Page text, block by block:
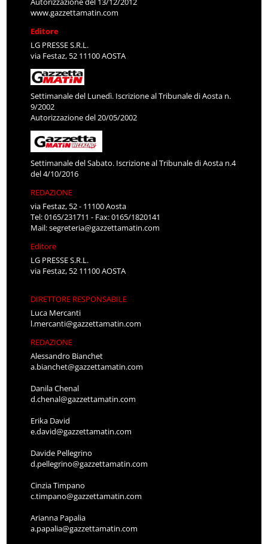
www.gazzettamatin.com
Editore
LG PRESSE S.R.L.
via Festaz, 52 11100 AOSTA
Settimanale del Lunedì. Iscrizione al Tribunale di Aosta n.
9/2002
Autorizzazione del 20/05/2002
Settimanale del Sabato. Iscrizione al Tribunale di Aosta n.4
del 4/10/2016
REDAZIONE
via Festaz, 52 - 11100 Aosta
Tel: 0165/231711 - Fax: 0165/1820141
Mail:segreteria@gazzettamatin.com
Editore
LG PRESSE S.R.L.
via Festaz, 52 11100 AOSTA
DIRETTORE RESPONSABILE
Luca Mercanti
l.mercanti@gazzettamatin.com
REDAZIONE
Alessandro Bianchet
a.bianchet@gazzettamatin.com
Danila Chenal
d.chenal@gazzettamatin.com
Erika David
e.david@gazzettamatin.com
Davide Pellegrino
d.pellegrino@gazzettamatin.com
Cinzia Timpano
c.timpano@gazzettamatin.com
Arianna Papalia
a.papalia@gazzettamatin.com